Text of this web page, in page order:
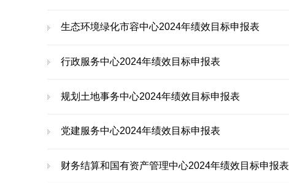
生态环境绿化市容中心2024年绩效目标申报表
行政服务中心2024年绩效目标申报表
规划土地事务中心2024年绩效目标申报表
党建服务中心2024年绩效目标申报表
财务结算和国有资产管理中心2024年绩效目标申报表